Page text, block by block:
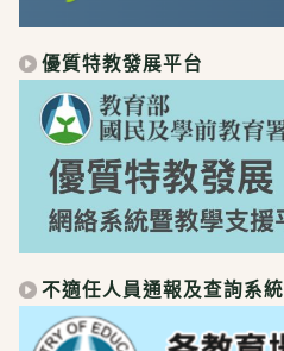
優質特教發展平台
不適任人員通報及查詢系統